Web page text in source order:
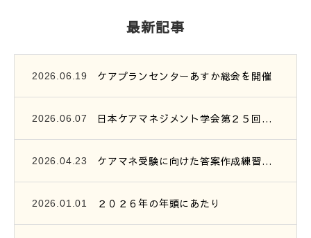
最新記事
2026.06.19 ケアプランセンターあすか総会を開催
2026.06.07 日本ケアマネジメント学会第２５回研究大会参加報告
2026.04.23 ケアマネ受験に向けた答案作成練習会開催のご案内
2026.01.01 ２０２６年の年頭にあたり